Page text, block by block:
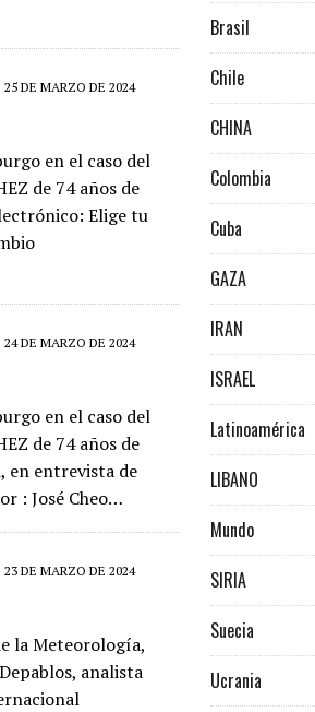
25 DE MARZO DE 2024
en el caso del
de 74 años de
Elige tu
24 DE MARZO DE 2024
en el caso del
de 74 años de
en entrevista de
: José Cheo…
23 DE MARZO DE 2024
la Meteorología,
analista
Brasil
Chile
CHINA
Colombia
Cuba
GAZA
IRAN
ISRAEL
Latinoamérica
LIBANO
Mundo
SIRIA
Suecia
Ucrania